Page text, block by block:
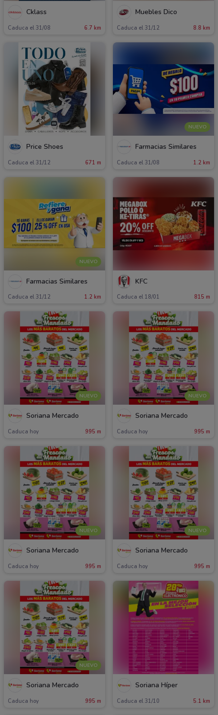
Cklass
Caduca el 31/08 6.7 km
Muebles Dico
Caduca el 31/12 8.8 km
Price Shoes
Caduca el 31/12 671 m
NUEVO
Farmacias Similares
Caduca el 31/08 1.2 km
NUEVO
Farmacias Similares
Caduca el 31/12 1.2 km
KFC
Caduca el 18/01 815 m
NUEVO
Soriana Mercado
Caduca hoy 995 m
NUEVO
Soriana Mercado
Caduca hoy 995 m
NUEVO
Soriana Mercado
Caduca hoy 995 m
NUEVO
Soriana Mercado
Caduca hoy 995 m
NUEVO
Soriana Mercado
Caduca hoy 995 m
Soriana Híper
Caduca el 31/10 5.1 km